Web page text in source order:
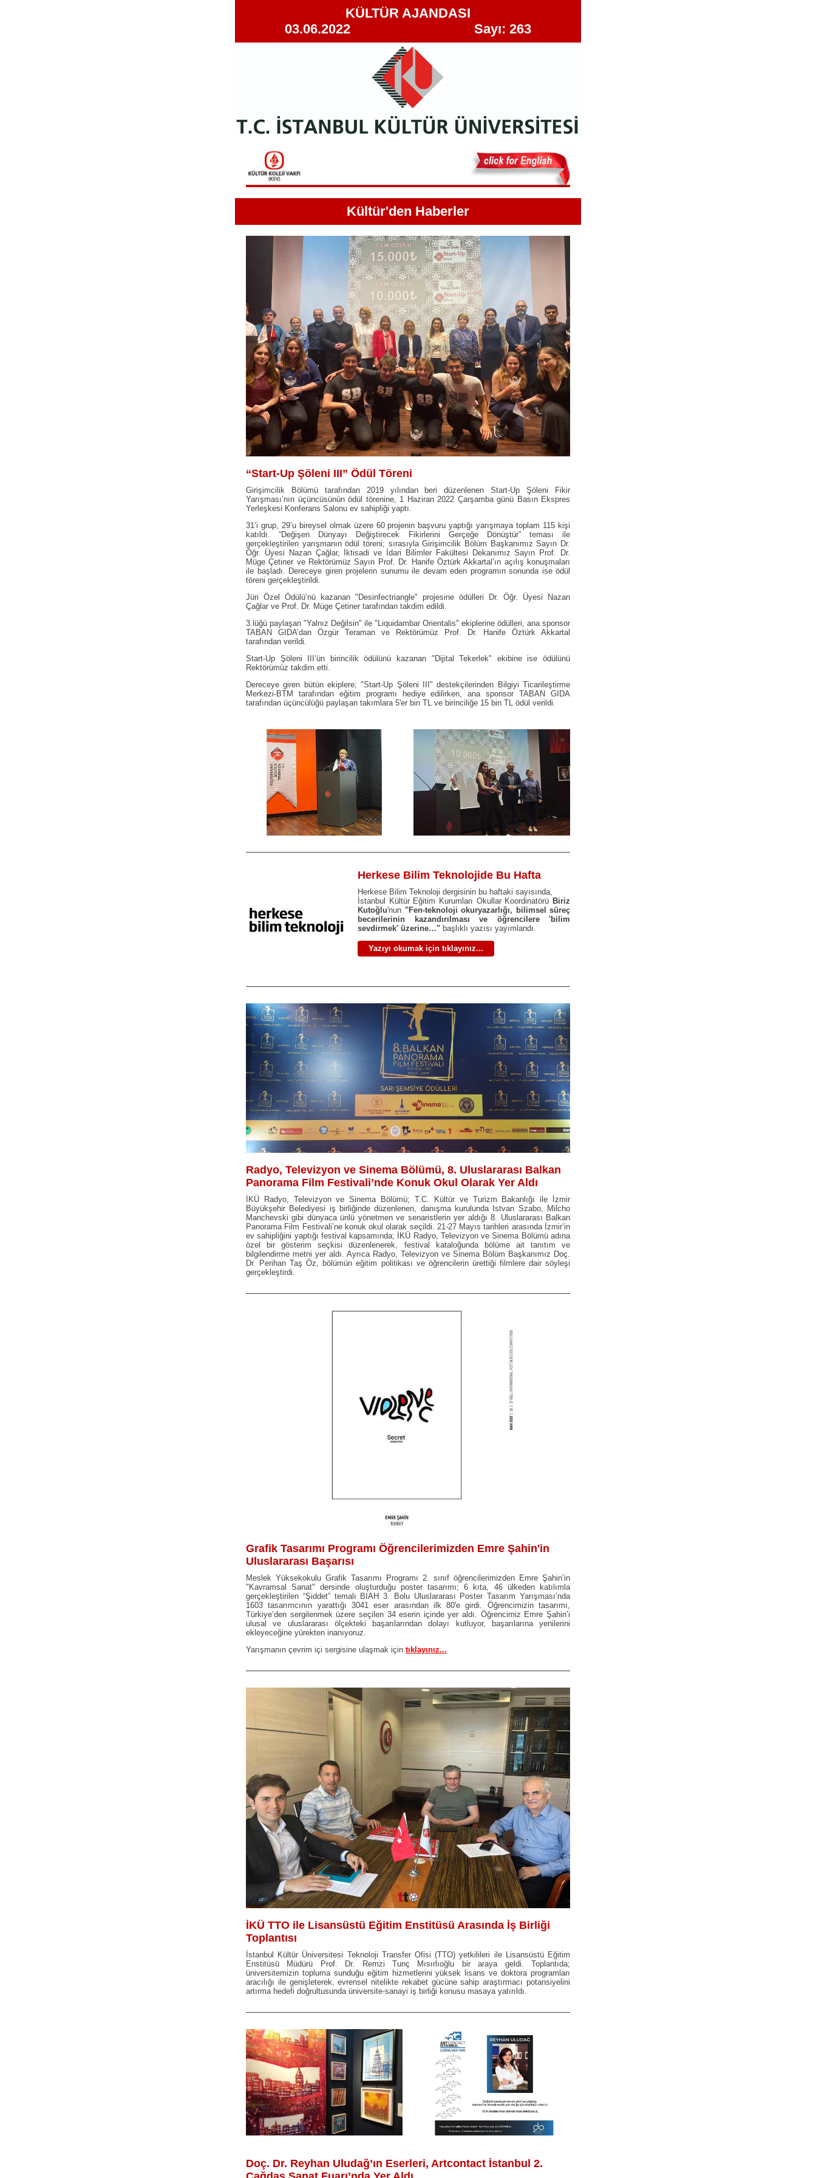
KÜLTÜR AJANDASI
03.06.2022 Sayı: 263
Kültür'den Haberler
“Start-Up Şöleni III” Ödül Töreni
Girişimcilik Bölümü tarafından 2019 yılından beri düzenlenen Start-Up Şöleni Fikir
Yarışması’nın üçüncüsünün ödül törenine, 1 Haziran 2022 Çarşamba günü Basın Ekspres
Yerleşkesi Konferans Salonu ev sahipliği yaptı.
31’i grup, 29’u bireysel olmak üzere 60 projenin başvuru yaptığı yarışmaya toplam 115 kişi
katıldı. “Değişen Dünyayı Değiştirecek Fikirlerini Gerçeğe Dönüştür” teması ile
gerçekleştirilen yarışmanın ödül töreni; sırasıyla Girişimcilik Bölüm Başkanımız Sayın Dr.
Öğr. Üyesi Nazan Çağlar, İktisadi ve İdari Bilimler Fakültesi Dekanımız Sayın Prof. Dr.
Müge Çetiner ve Rektörümüz Sayın Prof. Dr. Hanife Öztürk Akkartal’ın açılış konuşmaları
ile başladı. Dereceye giren projelerin sunumu ile devam eden programın sonunda ise ödül
töreni gerçekleştirildi.
Jüri Özel Ödülü’nü kazanan "Desinfectriangle" projesine ödülleri Dr. Öğr. Üyesi Nazan
Çağlar ve Prof. Dr. Müge Çetiner tarafından takdim edildi.
3.lüğü paylaşan "Yalnız Değilsin" ile "Liquidambar Orientalis" ekiplerine ödülleri, ana sponsor
TABAN GIDA’dan Özgür Teraman ve Rektörümüz Prof. Dr. Hanife Öztürk Akkartal
tarafından verildi.
Start-Up Şöleni III’ün birincilik ödülünü kazanan "Dijital Tekerlek" ekibine ise ödülünü
Rektörümüz takdim etti.
Dereceye giren bütün ekiplere; "Start-Up Şöleni III" destekçilerinden Bilgiyi Ticarileştirme
Merkezi-BTM tarafından eğitim programı hediye edilirken, ana sponsor TABAN GIDA
tarafından üçüncülüğü paylaşan takımlara 5'er bin TL ve birinciliğe 15 bin TL ödül verildi.
Herkese Bilim Teknolojide Bu Hafta
Herkese Bilim Teknoloji dergisinin bu haftaki sayısında,
İstanbul Kültür Eğitim Kurumları Okullar Koordinatörü Biriz
Kutoğlu'nun "Fen-teknoloji okuryazarlığı, bilimsel süreç
becerilerinin kazandırılması ve öğrencilere 'bilim
sevdirmek' üzerine…" başlıklı yazısı yayımlandı.
Yazıyı okumak için tıklayınız...
Radyo, Televizyon ve Sinema Bölümü, 8. Uluslararası Balkan
Panorama Film Festivali’nde Konuk Okul Olarak Yer Aldı
İKÜ Radyo, Televizyon ve Sinema Bölümü; T.C. Kültür ve Turizm Bakanlığı ile İzmir
Büyükşehir Belediyesi iş birliğinde düzenlenen, danışma kurulunda Istvan Szabo, Milcho
Manchevski gibi dünyaca ünlü yönetmen ve senaristlerin yer aldığı 8. Uluslararası Balkan
Panorama Film Festivali’ne konuk okul olarak seçildi. 21-27 Mayıs tarihleri arasında İzmir’in
ev sahipliğini yaptığı festival kapsamında; İKÜ Radyo, Televizyon ve Sinema Bölümü adına
özel bir gösterim seçkisi düzenlenerek, festival kataloğunda bölüme ait tanıtım ve
bilgilendirme metni yer aldı. Ayrıca Radyo, Televizyon ve Sinema Bölüm Başkanımız Doç.
Dr. Perihan Taş Öz, bölümün eğitim politikası ve öğrencilerin ürettiği filmlere dair söyleşi
gerçekleştirdi.
Grafik Tasarımı Programı Öğrencilerimizden Emre Şahin'in
Uluslararası Başarısı
Meslek Yüksekokulu Grafik Tasarımı Programı 2. sınıf öğrencilerimizden Emre Şahin’in
"Kavramsal Sanat" dersinde oluşturduğu poster tasarımı; 6 kıta, 46 ülkeden katılımla
gerçekleştirilen “Şiddet” temalı BIAH 3. Bolu Uluslararası Poster Tasarım Yarışması’nda
1603 tasarımcının yarattığı 3041 eser arasından ilk 80'e girdi. Öğrencimizin tasarımı,
Türkiye’den sergilenmek üzere seçilen 34 eserin içinde yer aldı. Öğrencimiz Emre Şahin’i
ulusal ve uluslararası ölçekteki başarılarından dolayı kutluyor, başarılarına yenilerini
ekleyeceğine yürekten inanıyoruz.
Yarışmanın çevrim içi sergisine ulaşmak için tıklayınız...
İKÜ TTO ile Lisansüstü Eğitim Enstitüsü Arasında İş Birliği
Toplantısı
İstanbul Kültür Üniversitesi Teknoloji Transfer Ofisi (TTO) yetkilileri ile Lisansüstü Eğitim
Enstitüsü Müdürü Prof. Dr. Remzi Tunç Mısırlıoğlu bir araya geldi. Toplantıda;
üniversitemizin topluma sunduğu eğitim hizmetlerini yüksek lisans ve doktora programları
aracılığı ile genişleterek, evrensel nitelikte rekabet gücüne sahip araştırmacı potansiyelini
artırma hedefi doğrultusunda üniversite-sanayi iş birliği konusu masaya yatırıldı.
Doç. Dr. Reyhan Uludağ’ın Eserleri, Artcontact İstanbul 2.